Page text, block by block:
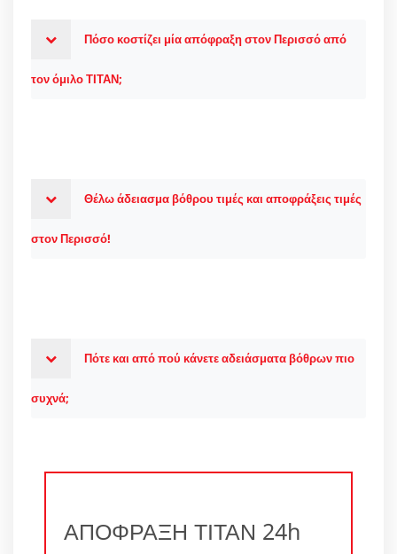
Πόσο κοστίζει μία απόφραξη στον Περισσό από
τον όμιλο ΤΙΤΑΝ;
Θέλω άδειασμα βόθρου τιμές και αποφράξεις τιμές
στον Περισσό!
Πότε και από πού κάνετε αδειάσματα βόθρων πιο
συχνά;
ΑΠΟΦΡΑΞΗ ΤΙΤΑΝ 24h